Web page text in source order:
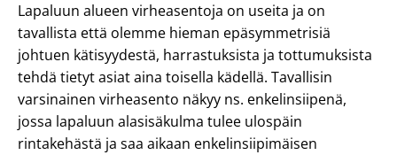
Lapaluun alueen virheasentoja on useita ja on
tavallista että olemme hieman epäsymmetrisiä
johtuen kätisyydestä, harrastuksista ja tottumuksista
tehdä tietyt asiat aina toisella kädellä. Tavallisin
varsinainen virheasento näkyy ns. enkelinsiipenä,
jossa lapaluun alasisäkulma tulee ulospäin
rintakehästä ja saa aikaan enkelinsiipimäisen